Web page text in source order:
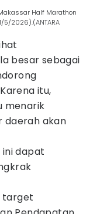
Half Marathon
5/2026).(ANTARA
besar sebagai
itu,
menarik
daerah akan
dapat
target